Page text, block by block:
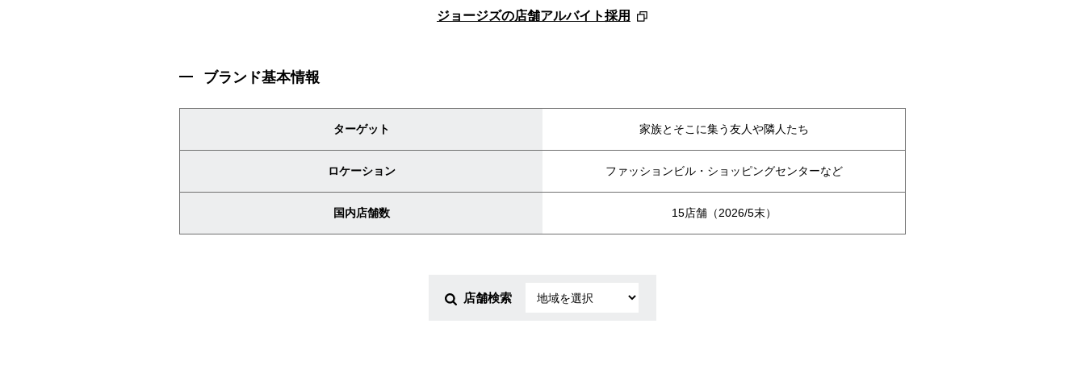
ジョージズの店舗アルバイト採用
ブランド基本情報
ターゲット 家族とそこに集う友人や隣人たち
ロケーション ファッションビル・ショッピングセンターなど
国内店舗数 15店舗（2026/5末）
店舗検索